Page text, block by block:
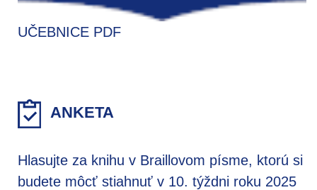
UČEBNICE PDF
ANKETA
Hlasujte za knihu v Braillovom písme, ktorú si
budete môcť stiahnuť v 10. týždni roku 2025